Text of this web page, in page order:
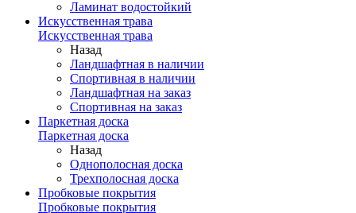
Ламинат водостойкий
Искусственная трава
Искусственная трава
Назад
Ландшафтная в наличии
Спортивная в наличии
Ландшафтная на заказ
Спортивная на заказ
Паркетная доска
Паркетная доска
Назад
Однополосная доска
Трехполосная доска
Пробковые покрытия
Пробковые покрытия